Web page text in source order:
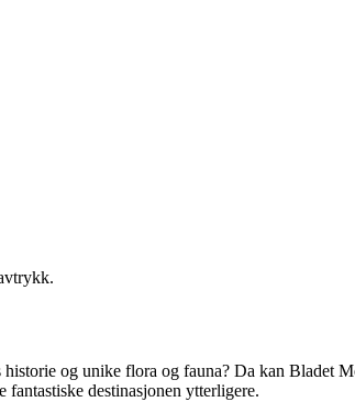
og unike flora og fauna? Da kan Bladet
destinasjonen ytterligere.